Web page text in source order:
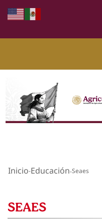
Inicio Educación Seaes
SEAES